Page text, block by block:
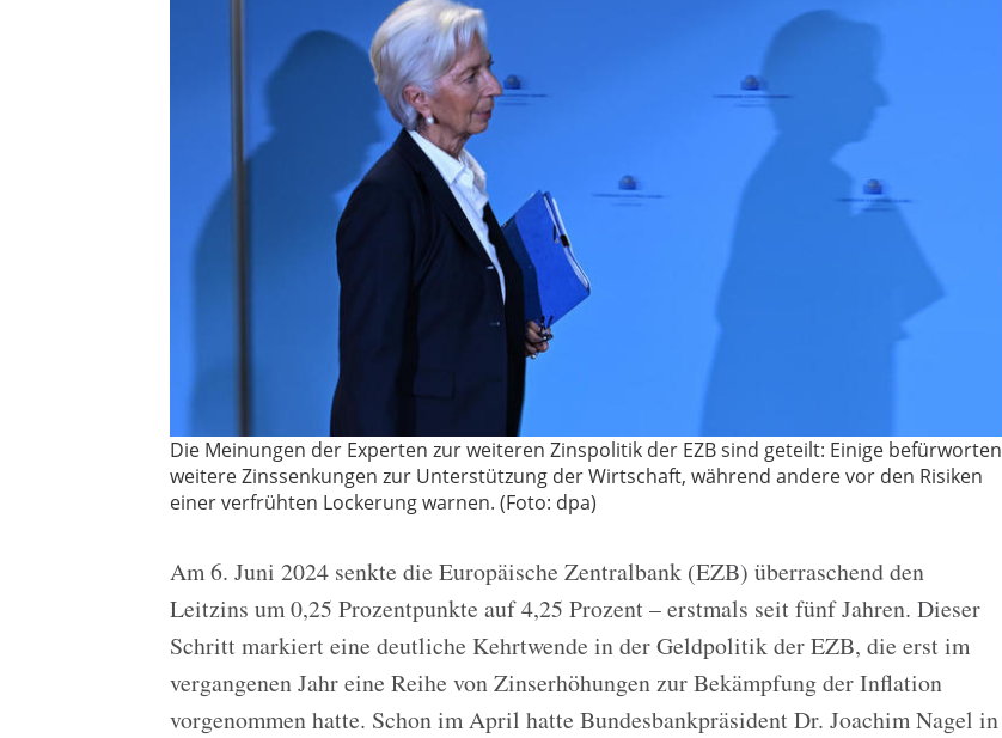
Die Meinungen der Experten zur weiteren Zinspolitik der EZB sind geteilt: Einige befürworten
weitere Zinssenkungen zur Unterstützung der Wirtschaft, während andere vor den Risiken
einer verfrühten Lockerung warnen. (Foto: dpa)
Am 6. Juni 2024 senkte die Europäische Zentralbank (EZB) überraschend den
Leitzins um 0,25 Prozentpunkte auf 4,25 Prozent – erstmals seit fünf Jahren. Dieser
Schritt markiert eine deutliche Kehrtwende in der Geldpolitik der EZB, die erst im
vergangenen Jahr eine Reihe von Zinserhöhungen zur Bekämpfung der Inflation
vorgenommen hatte. Schon im April hatte Bundesbankpräsident Dr. Joachim Nagel in